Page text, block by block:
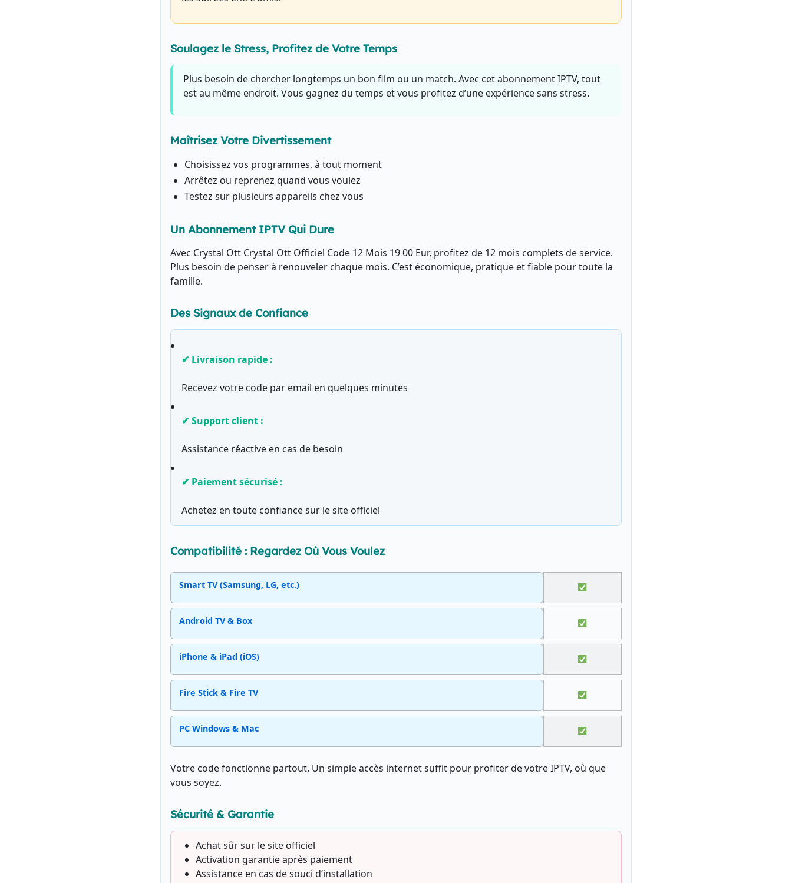
Soulagez le Stress, Profitez de Votre Temps
Plus besoin de chercher longtemps un bon film ou un match. Avec cet abonnement IPTV, tout
est au même endroit. Vous gagnez du temps et vous profitez d’une expérience sans stress.
Maîtrisez Votre Divertissement
Choisissez vos programmes, à tout moment
Arrêtez ou reprenez quand vous voulez
Testez sur plusieurs appareils chez vous
Un Abonnement IPTV Qui Dure
Avec Crystal Ott Crystal Ott Officiel Code 12 Mois 19 00 Eur, profitez de 12 mois complets de service.
Plus besoin de penser à renouveler chaque mois. C’est économique, pratique et fiable pour toute la
famille.
Des Signaux de Confiance
✔ Livraison rapide :
Recevez votre code par email en quelques minutes
✔ Support client :
Assistance réactive en cas de besoin
✔ Paiement sécurisé :
Achetez en toute confiance sur le site officiel
Compatibilité : Regardez Où Vous Voulez
Smart TV (Samsung, LG, etc.)
Android TV & Box
iPhone & iPad (iOS)
Fire Stick & Fire TV
PC Windows & Mac
Votre code fonctionne partout. Un simple accès internet suffit pour profiter de votre IPTV, où que
vous soyez.
Sécurité & Garantie
Achat sûr sur le site officiel
Activation garantie après paiement
Assistance en cas de souci d’installation